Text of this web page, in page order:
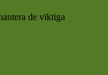
de viktiga